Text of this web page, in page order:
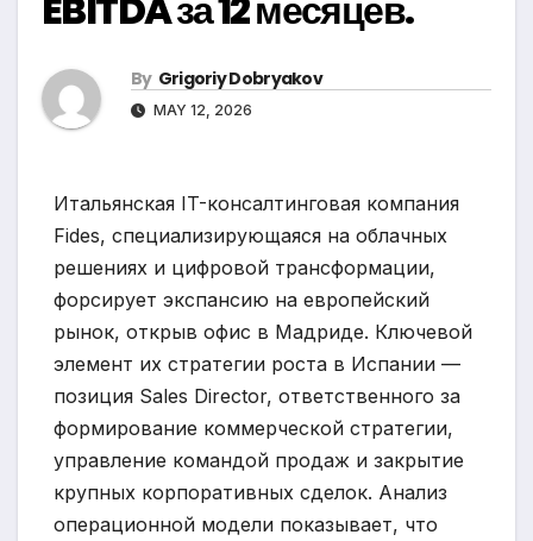
By Grigoriy Dobryakov
MAY 12, 2026
Итальянская IT-консалтинговая компания
Fides, специализирующаяся на облачных
решениях и цифровой трансформации,
форсирует экспансию на европейский
рынок, открыв офис в Мадриде. Ключевой
элемент их стратегии роста в Испании —
позиция Sales Director, ответственного за
формирование коммерческой стратегии,
управление командой продаж и закрытие
крупных корпоративных сделок. Анализ
операционной модели показывает, что